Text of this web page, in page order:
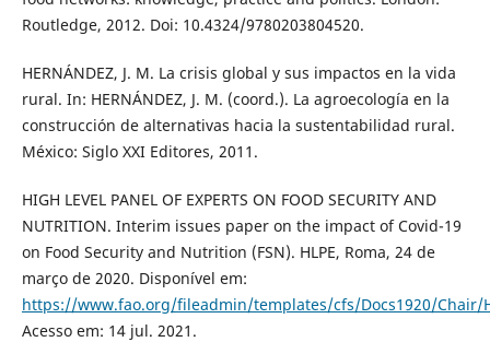
Routledge, 2012. Doi: 10.4324/9780203804520.
HERNÁNDEZ, J. M. La crisis global y sus impactos en la vida
rural. In: HERNÁNDEZ, J. M. (coord.). La agroecología en la
construcción de alternativas hacia la sustentabilidad rural.
México: Siglo XXI Editores, 2011.
HIGH LEVEL PANEL OF EXPERTS ON FOOD SECURITY AND
NUTRITION. Interim issues paper on the impact of Covid-19
on Food Security and Nutrition (FSN). HLPE, Roma, 24 de
março de 2020. Disponível em:
https://www.fao.org/fileadmin/templates/cfs/Docs1920/Chair/
Acesso em: 14 jul. 2021.